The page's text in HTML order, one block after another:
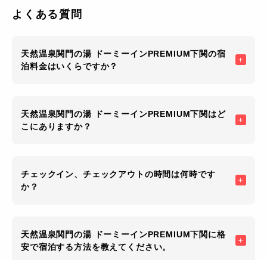
よくある質問
天然温泉関門の湯 ドーミーインPREMIUM下関の宿
泊料金はいくらですか？
天然温泉関門の湯 ドーミーインPREMIUM下関はど
こにありますか？
チェックイン、チェックアウトの時間は何時です
か？
天然温泉関門の湯 ドーミーインPREMIUM下関に格
安で宿泊する方法を教えてください。